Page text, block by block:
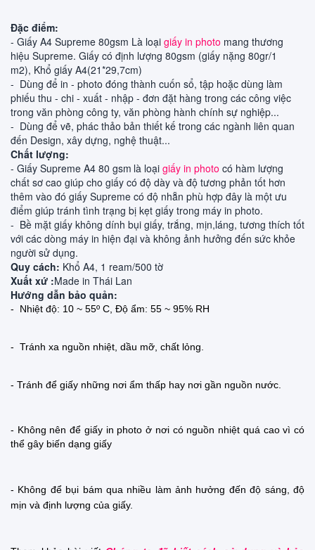
Đặc điểm:
- Giấy A4 Supreme 80gsm Là loại giấy in photo mang thương
hiệu Supreme. Giấy có định lượng 80gsm (giấy nặng 80gr/1
m2), Khổ giấy A4(21*29,7cm)
- Dùng để in - photo đóng thành cuốn sổ, tập hoặc dùng làm
phiếu thu - chi - xuất - nhập - đơn đặt hàng trong các công việc
trong văn phòng công ty, văn phòng hành chính sự nghiệp...
- Dùng để vẽ, phác thảo bản thiết kế trong các ngành liên quan
đến Design, xây dựng, nghệ thuật...
Chất lượng:
- Giấy Supreme A4 80 gsm là loại giấy in photo có hàm lượng
chất sơ cao giúp cho giấy có độ dày và độ tương phản tốt hơn
thêm vào đó giấy Supreme có độ nhẵn phù hợp đây là một ưu
điểm giúp tránh tình trạng bị kẹt giấy trong máy in photo.
- Bề mặt giấy không dính bụi giấy, trắng, mịn,láng, tương thích tốt
với các dòng máy in hiện đại và không ảnh hưởng đến sức khỏe
người sử dụng.
Quy cách: Khổ A4, 1 ream/500 tờ
Xuất xứ :Made in Thái Lan
Hướng dẫn bảo quản:
- Nhiệt độ: 10 ~ 55º C, Độ ẩm: 55 ~ 95% RH
- Tránh xa nguồn nhiệt, dầu mỡ, chất lỏng.
- Tránh để giấy những nơi ẩm thấp hay nơi gần nguồn nước.
- Không nên để giấy in photo ở nơi có nguồn nhiệt quá cao vì có
thể gây biến dạng giấy
- Không để bụi bám qua nhiều làm ảnh hưởng đến độ sáng, độ
mịn và định lượng của giấy.